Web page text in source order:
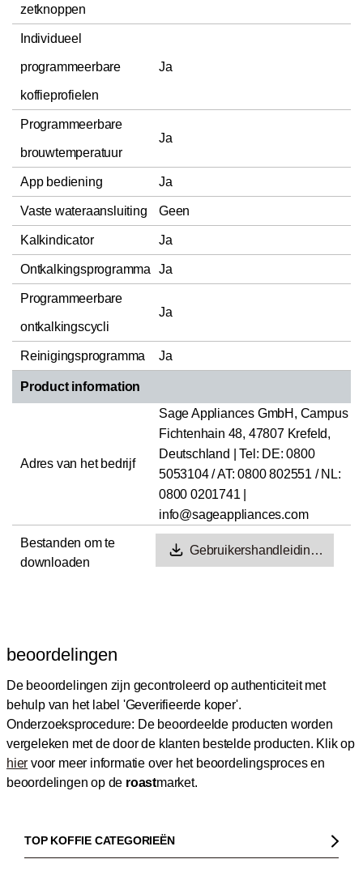
zetknoppen
Individueel
programmeerbare
koffieprofielen
Ja
Programmeerbare
brouwtemperatuur
Ja
App bediening Ja
Vaste wateraansluiting Geen
Kalkindicator Ja
Ontkalkingsprogramma Ja
Programmeerbare
ontkalkingscycli
Ja
Reinigingsprogramma Ja
Product information
Adres van het bedrijf
Sage Appliances GmbH, Campus
Fichtenhain 48, 47807 Krefeld,
Deutschland | Tel: DE: 0800
5053104 / AT: 0800 802551 / NL:
0800 0201741 |
info@sageappliances.com
Bestanden om te
downloaden
Gebruikershandleidin…
beoordelingen
De beoordelingen zijn gecontroleerd op authenticiteit met
behulp van het label 'Geverifieerde koper'.
Onderzoeksprocedure: De beoordeelde producten worden
vergeleken met de door de klanten bestelde producten. Klik op
hier voor meer informatie over het beoordelingsproces en
beoordelingen op de roastmarket.
TOP KOFFIE CATEGORIEËN